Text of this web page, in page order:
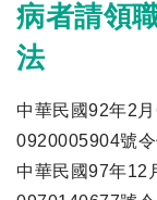
病者請領
法
中華民國92年2
0920005904號
中華民國97年12